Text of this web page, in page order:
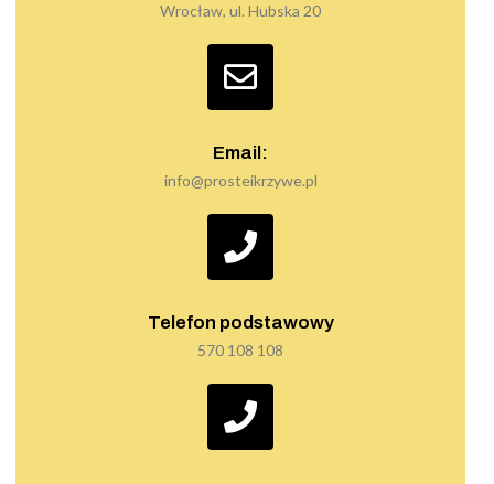
Wrocław, ul. Hubska 20
Email:
info@prosteikrzywe.pl
Telefon podstawowy
570 108 108